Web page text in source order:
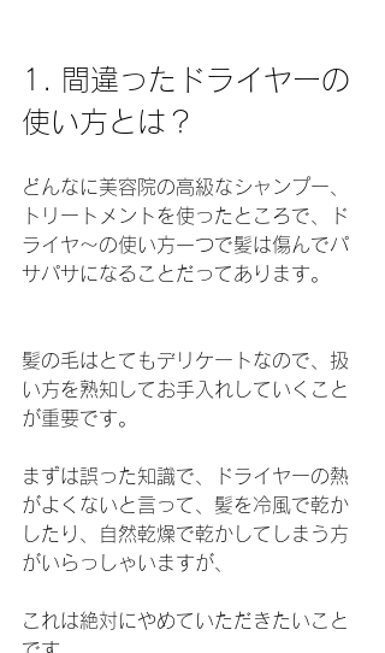
1. 間違ったドライヤーの
使い方とは？
どんなに美容院の高級なシャンプー、
トリートメントを使ったところで、ド
ライヤ〜の使い方一つで髪は傷んでパ
サパサになることだってあります。
髪の毛はとてもデリケートなので、扱
い方を熟知してお手入れしていくこと
が重要です。
まずは誤った知識で、ドライヤーの熱
がよくないと言って、髪を冷風で乾か
したり、自然乾燥で乾かしてしまう方
がいらっしゃいますが、
これは絶対にやめていただきたいこと